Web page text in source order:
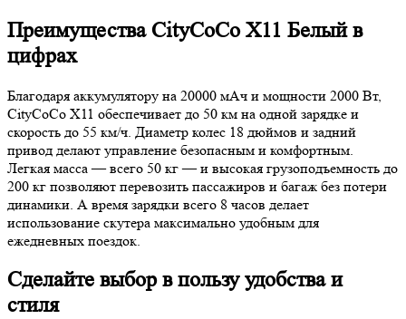
Преимущества CityCoCo X11 Белый в
цифрах
Благодаря аккумулятору на 20000 мАч и мощности 2000 Вт,
CityCoCo X11 обеспечивает до 50 км на одной зарядке и
скорость до 55 км/ч. Диаметр колес 18 дюймов и задний
привод делают управление безопасным и комфортным.
Легкая масса — всего 50 кг — и высокая грузоподъемность до
200 кг позволяют перевозить пассажиров и багаж без потери
динамики. А время зарядки всего 8 часов делает
использование скутера максимально удобным для
ежедневных поездок.
Сделайте выбор в пользу удобства и
стиля